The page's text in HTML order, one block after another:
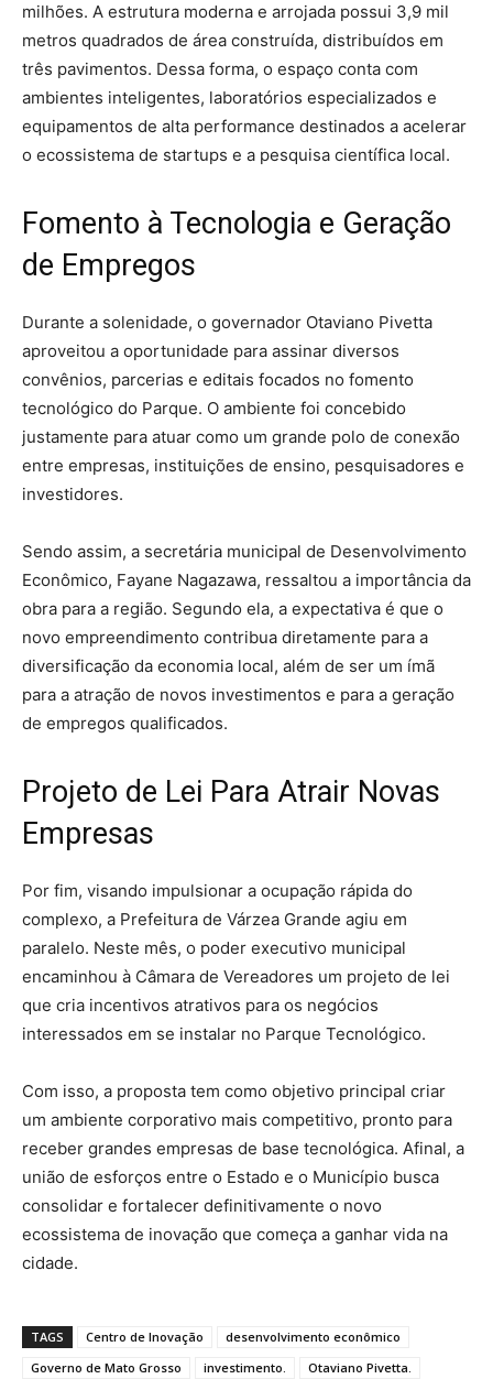
milhões. A estrutura moderna e arrojada possui 3,9 mil
metros quadrados de área construída, distribuídos em
três pavimentos. Dessa forma, o espaço conta com
ambientes inteligentes, laboratórios especializados e
equipamentos de alta performance destinados a acelerar
o ecossistema de startups e a pesquisa científica local.
Fomento à Tecnologia e Geração
de Empregos
Durante a solenidade, o governador Otaviano Pivetta
aproveitou a oportunidade para assinar diversos
convênios, parcerias e editais focados no fomento
tecnológico do Parque. O ambiente foi concebido
justamente para atuar como um grande polo de conexão
entre empresas, instituições de ensino, pesquisadores e
investidores.
Sendo assim, a secretária municipal de Desenvolvimento
Econômico, Fayane Nagazawa, ressaltou a importância da
obra para a região. Segundo ela, a expectativa é que o
novo empreendimento contribua diretamente para a
diversificação da economia local, além de ser um ímã
para a atração de novos investimentos e para a geração
de empregos qualificados.
Projeto de Lei Para Atrair Novas
Empresas
Por fim, visando impulsionar a ocupação rápida do
complexo, a Prefeitura de Várzea Grande agiu em
paralelo. Neste mês, o poder executivo municipal
encaminhou à Câmara de Vereadores um projeto de lei
que cria incentivos atrativos para os negócios
interessados em se instalar no Parque Tecnológico.
Com isso, a proposta tem como objetivo principal criar
um ambiente corporativo mais competitivo, pronto para
receber grandes empresas de base tecnológica. Afinal, a
união de esforços entre o Estado e o Município busca
consolidar e fortalecer definitivamente o novo
ecossistema de inovação que começa a ganhar vida na
cidade.
TAGS Centro de Inovação
desenvolvimento econômico
Governo de Mato Grosso
investimento.
Otaviano Pivetta.